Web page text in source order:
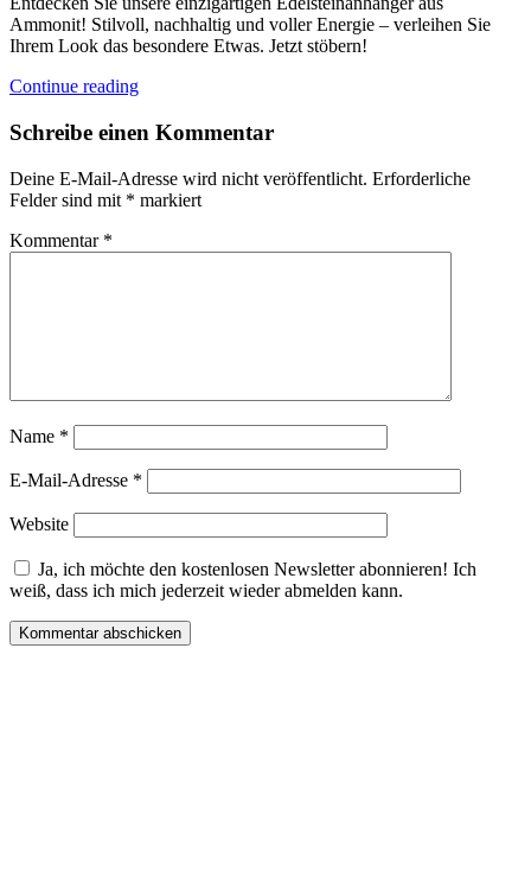
Ammonit! Stilvoll, nachhaltig und voller Energie – verleihen Sie
Ihrem Look das besondere Etwas. Jetzt stöbern!
Continue reading
Schreibe einen Kommentar
Deine E-Mail-Adresse wird nicht veröffentlicht. Erforderliche
Felder sind mit * markiert
Kommentar *
Name *
E-Mail-Adresse *
Website
Ja, ich möchte den kostenlosen Newsletter abonnieren! Ich
weiß, dass ich mich jederzeit wieder abmelden kann.